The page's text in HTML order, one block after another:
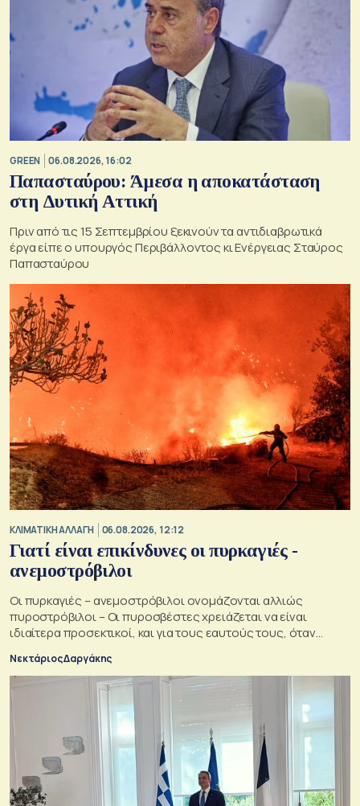
GREEN 06.08.2026, 16:02
Παπασταύρου: Άμεσα η αποκατάσταση
στη Δυτική Αττική
Πριν από τις 15 Σεπτεμβρίου ξεκινούν τα αντιδιαβρωτικά
έργα είπε ο υπουργός Περιβάλλοντος κι Ενέργειας Σταύρος
Παπασταύρου
ΚΛΙΜΑΤΙΚΗ ΑΛΛΑΓΗ 06.08.2026, 12:12
Γιατί είναι επικίνδυνες οι πυρκαγιές -
ανεμοστρόβιλοι
Οι πυρκαγιές – ανεμοστρόβιλοι ονομάζονται αλλιώς
πυροστρόβιλοι – Οι πυροσβέστες χρειάζεται να είναι
ιδιαίτερα προσεκτικοί, και για τους εαυτούς τους, όταν
αντιμετωπίζουν μια τέτοια κατάσταση
Νεκτάριος Δαργάκης